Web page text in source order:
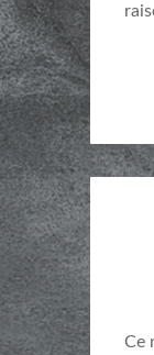
Ce